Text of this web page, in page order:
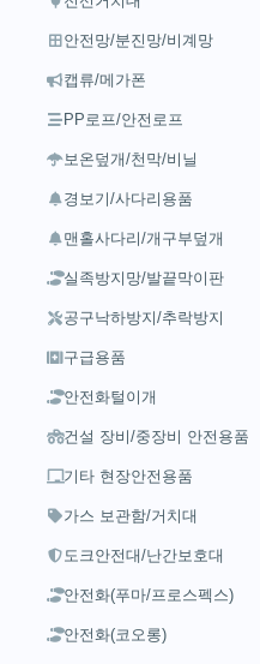
안전망/분진망/비계망
캡류/메가폰
PP로프/안전로프
보온덮개/천막/비닐
경보기/사다리용품
맨홀사다리/개구부덮개
실족방지망/발끝막이판
공구낙하방지/추락방지
구급용품
안전화털이개
건설 장비/중장비 안전용품
기타 현장안전용품
가스 보관함/거치대
도크안전대/난간보호대
안전화(푸마/프로스펙스)
안전화(코오롱)